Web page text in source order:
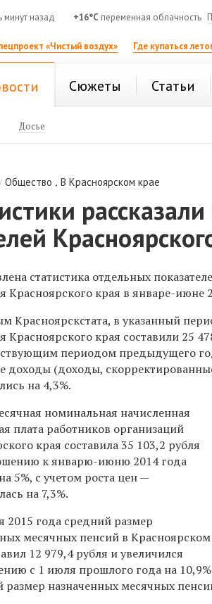
минут назад +16°C переменная облачность
«Чистый воздух» Где купаться
Сюжеты Статьи
Досье
/Общество ,В Красноярском крае
статистика отдельных
Красноярского края в январе-июне
Красноярскстата, в указанный
Красноярского края составили 25
периодом предыдущего
доходы (доходы,
на 4,3%.
номинальная начисленная
плата работников организаций
края составила 35 103,2 рубля
к январю-июню 2014 года
5%, с учетом роста цен —
на 7,3%.
2015 года средний размер
месячных пенсий в Красноярском
12 979,4 рубля и увеличился
с 1 июля прошлого года на
размер назначенных месячных